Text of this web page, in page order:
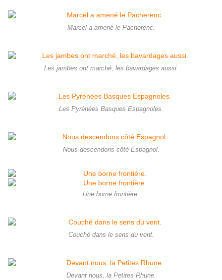
Marcel a amené le Pacherenc.
Les jambes ont marché, les bavardages aussi.
Les Pyrénées Basques Espagnoles.
Nous descendons côté Espagnol.
Une borne frontière.
Couché dans le sens du vent.
Devant nous, la Petites Rhune.